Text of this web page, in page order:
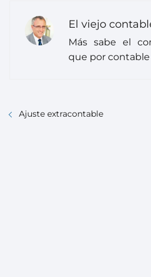
El viejo
Más sabe el
que por contable
Ajuste extracontable